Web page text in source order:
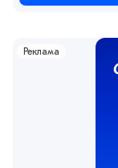
Реклама